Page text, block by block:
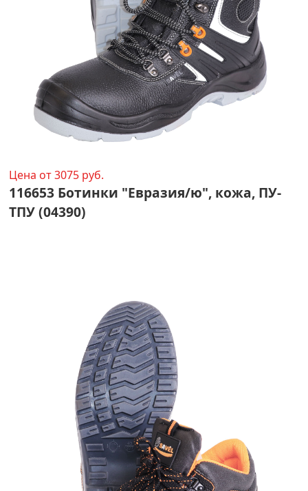
Цена от 3075 руб.
116653 Ботинки "Евразия/ю", кожа, ПУ-
ТПУ (04390)